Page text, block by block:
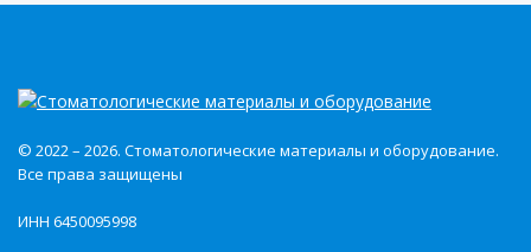
© 2022 – 2026. Стоматологические материалы и оборудование.
Все права защищены
ИНН 6450095998